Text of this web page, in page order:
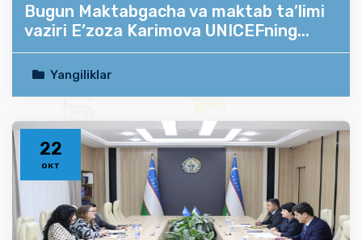
Bugun Maktabgacha va maktab ta’limi
vaziri E’zoza Karimova UNICEFning...
Yangiliklar
22
окт